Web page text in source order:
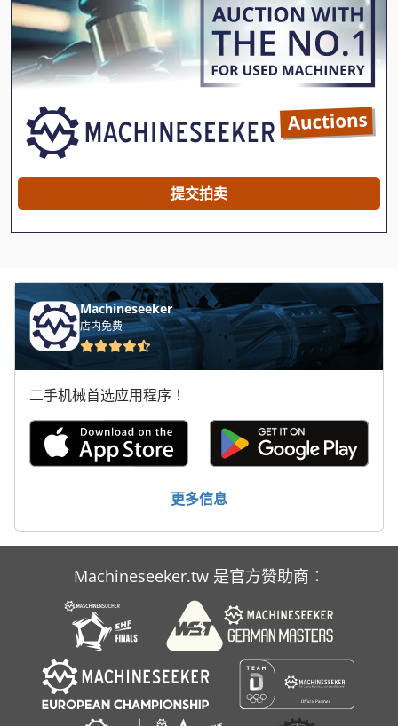
Atlas Copco Ga 180 Vsd
Atlas Copco Ga 22
Atlas Copco Ga 250
Atlas Copco Ga 26 Vsd
Atlas Copco Ga 30
Atlas Copco Ga 45
Atlas Copco Ga 5
Atlas Copco Ga 55
Atlas Copco Ga 55 Vsd
Atlas Copco Ga 808
Atlas Copco Ga 90
Atlas Copco Qas
Atlas Copco Roc 203
Atlas Copco Xas
提交拍卖
Machineseeker
店内免费
二手机械首选应用程序！
更多信息
Machineseeker.tw 是官方赞助商：